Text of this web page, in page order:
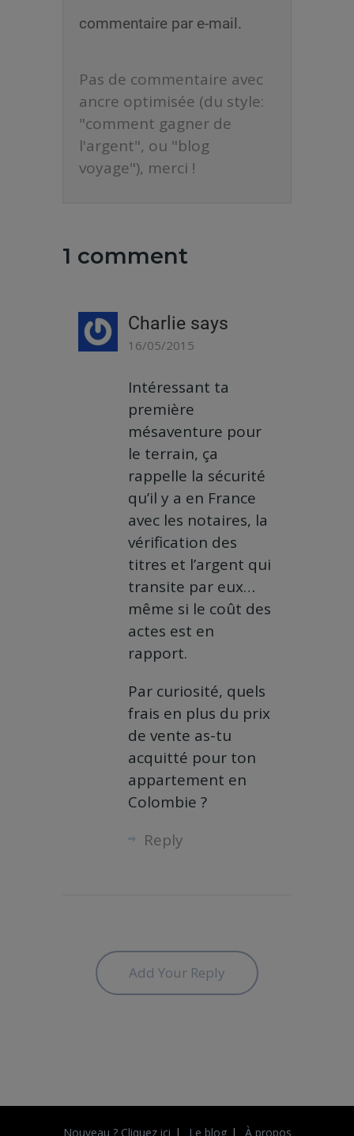
commentaire par e-mail.
Pas de commentaire avec
ancre optimisée (du style:
"comment gagner de
l'argent", ou "blog
voyage"), merci !
1 comment
Charlie says
16/05/2015
Intéressant ta
première
mésaventure pour
le terrain, ça
rappelle la sécurité
qu’il y a en France
avec les notaires, la
vérification des
titres et l’argent qui
transite par eux…
même si le coût des
actes est en
rapport.
Par curiosité, quels
frais en plus du prix
de vente as-tu
acquitté pour ton
appartement en
Colombie ?
Reply
Add Your Reply
Nouveau ? Cliquez ici Le blog À propos